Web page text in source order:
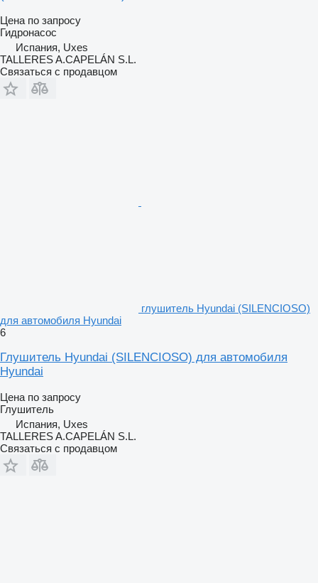
Цена по запросу
Гидронасос
Испания, Uxes
TALLERES A.CAPELÁN S.L.
Связаться с продавцом
глушитель Hyundai (SILENCIOSO)
для автомобиля Hyundai
6
Глушитель Hyundai (SILENCIOSO) для автомобиля
Hyundai
Цена по запросу
Глушитель
Испания, Uxes
TALLERES A.CAPELÁN S.L.
Связаться с продавцом